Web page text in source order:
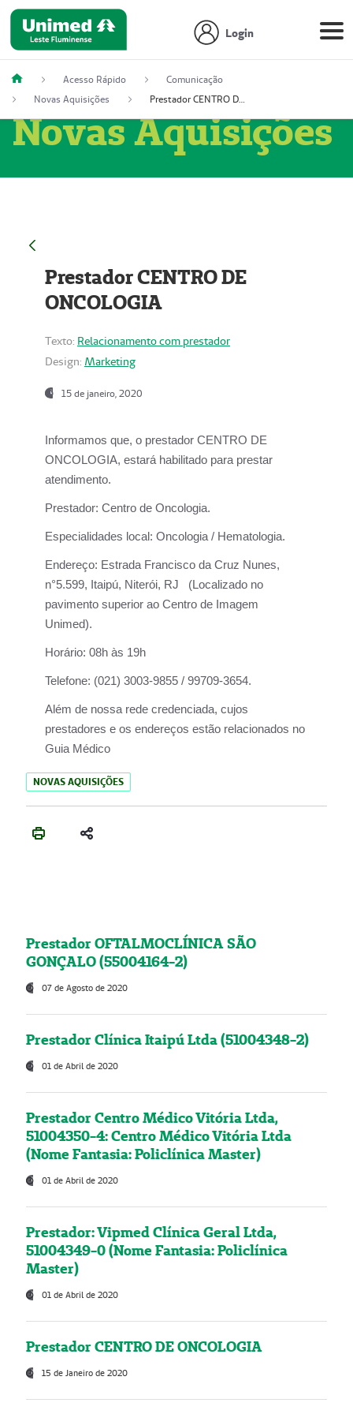
Login
Acesso Rápido
Comunicação
Novas Aquisições
Prestador CENTRO DE ONCOLOGIA
Novas Aquisições
Prestador CENTRO DE
ONCOLOGIA
Texto: Relacionamento com prestador
Design: Marketing
15 de janeiro, 2020
Informamos que, o prestador CENTRO DE
ONCOLOGIA, estará habilitado para prestar
atendimento.
Prestador: Centro de Oncologia.
Especialidades local: Oncologia / Hematologia.
Endereço: Estrada Francisco da Cruz Nunes,
n°5.599, Itaipú, Niterói, RJ (Localizado no
pavimento superior ao Centro de Imagem
Unimed).
Horário: 08h às 19h
Telefone: (021) 3003-9855 / 99709-3654.
Além de nossa rede credenciada, cujos
prestadores e os endereços estão relacionados no
Guia Médico
NOVAS AQUISIÇÕES
Prestador OFTALMOCLÍNICA SÃO
GONÇALO (55004164-2)
07 de Agosto de 2020
Prestador Clínica Itaipú Ltda (51004348-2)
01 de Abril de 2020
Prestador Centro Médico Vitória Ltda,
51004350-4: Centro Médico Vitória Ltda
(Nome Fantasia: Policlínica Master)
01 de Abril de 2020
Prestador: Vipmed Clínica Geral Ltda,
51004349-0 (Nome Fantasia: Policlínica
Master)
01 de Abril de 2020
Prestador CENTRO DE ONCOLOGIA
15 de Janeiro de 2020